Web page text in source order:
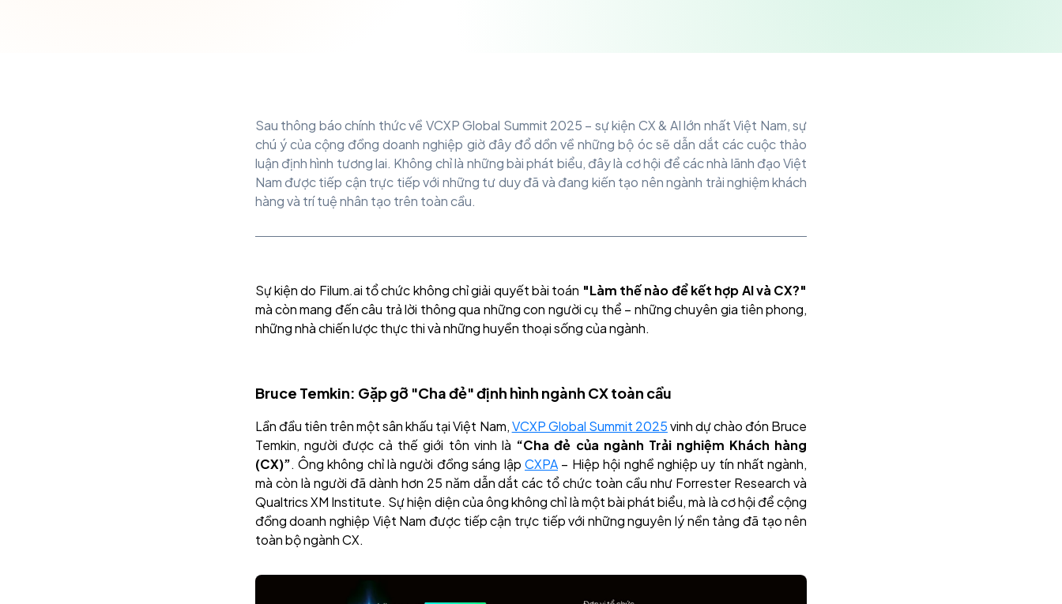
Sau thông báo chính thức về VCXP Global Summit 2025 – sự kiện CX & AI lớn nhất Việt Nam, sự
chú ý của cộng đồng doanh nghiệp giờ đây đổ dồn về những bộ óc sẽ dẫn dắt các cuộc thảo
luận định hình tương lai. Không chỉ là những bài phát biểu, đây là cơ hội để các nhà lãnh đạo Việt
Nam được tiếp cận trực tiếp với những tư duy đã và đang kiến tạo nên ngành trải nghiệm khách
hàng và trí tuệ nhân tạo trên toàn cầu.
Sự kiện do Filum.ai tổ chức không chỉ giải quyết bài toán "Làm thế nào để kết hợp AI và CX?"
mà còn mang đến câu trả lời thông qua những con người cụ thể – những chuyên gia tiên phong,
những nhà chiến lược thực thi và những huyền thoại sống của ngành.
Bruce Temkin: Gặp gỡ "Cha đẻ" định hình ngành CX toàn cầu
Lần đầu tiên trên một sân khấu tại Việt Nam,VCXP Global Summit 2025vinh dự chào đón Bruce
Temkin, người được cả thế giới tôn vinh là “Cha đẻ của ngành Trải nghiệm Khách hàng
(CX)”. Ông không chỉ là người đồng sáng lập CXPA – Hiệp hội nghề nghiệp uy tín nhất ngành,
mà còn là người đã dành hơn 25 năm dẫn dắt các tổ chức toàn cầu như Forrester Research và
Qualtrics XM Institute. Sự hiện diện của ông không chỉ là một bài phát biểu, mà là cơ hội để cộng
đồng doanh nghiệp Việt Nam được tiếp cận trực tiếp với những nguyên lý nền tảng đã tạo nên
toàn bộ ngành CX.